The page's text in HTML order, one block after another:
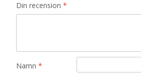
Din recension *
Namn *